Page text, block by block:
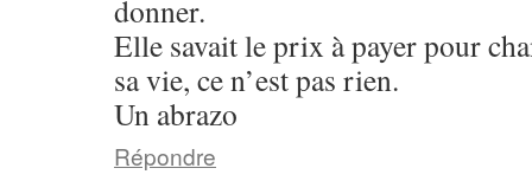
donner.
Elle savait le prix à payer pour
sa vie, ce n’est pas rien.
Un abrazo
Répondre